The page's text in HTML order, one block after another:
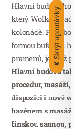
Hlavní budova
který Wolker
kolonádě. Před
formou bufetu si
pramenů, jejichž
Hlavní budova
procedur, masáží,
dispozici i nové
bazénem s
finskou saunou,
✘
Skrýt upoutávky